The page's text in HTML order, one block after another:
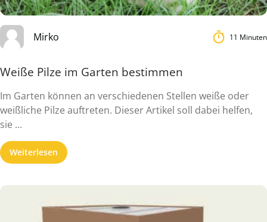
Mirko 11 Minuten
Weiße Pilze im Garten bestimmen
Im Garten können an verschiedenen Stellen weiße oder
weißliche Pilze auftreten. Dieser Artikel soll dabei helfen,
sie ...
Weiterlesen